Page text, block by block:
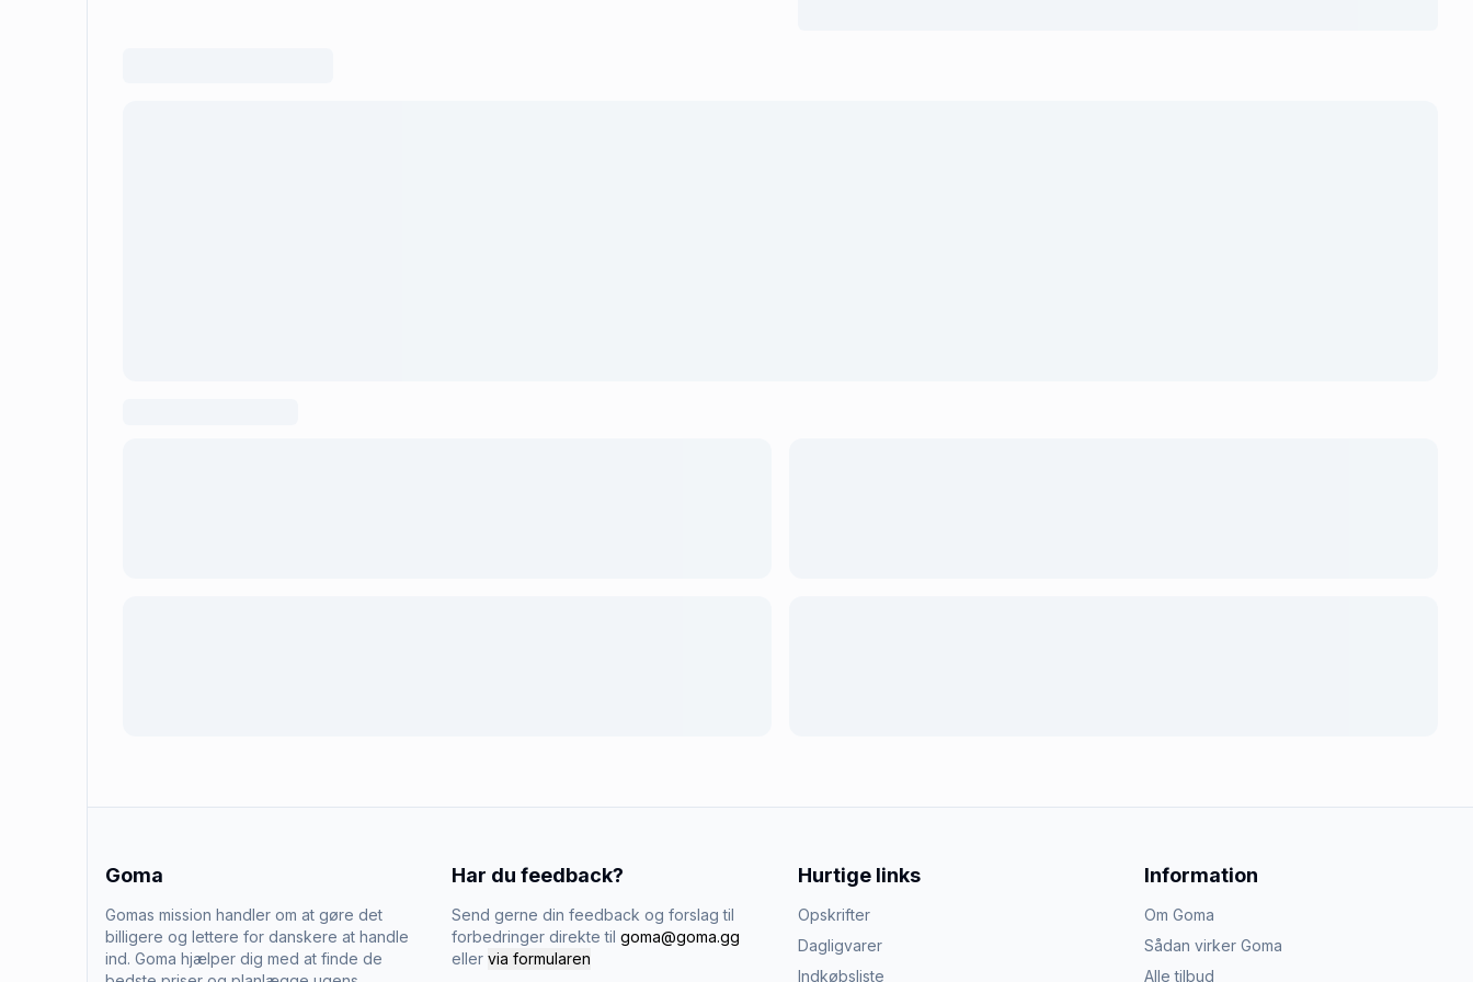
Goma
Gomas mission handler om at gøre det
billigere og lettere for danskere at handle
ind. Goma hjælper dig med at finde de
Har du feedback?
Send gerne din feedback og forslag til
forbedringer direkte til goma@goma.gg
eller via formularen
Hurtige links
Opskrifter
Dagligvarer
Indkøbsliste
Information
Om Goma
Sådan virker Goma
Alle tilbud